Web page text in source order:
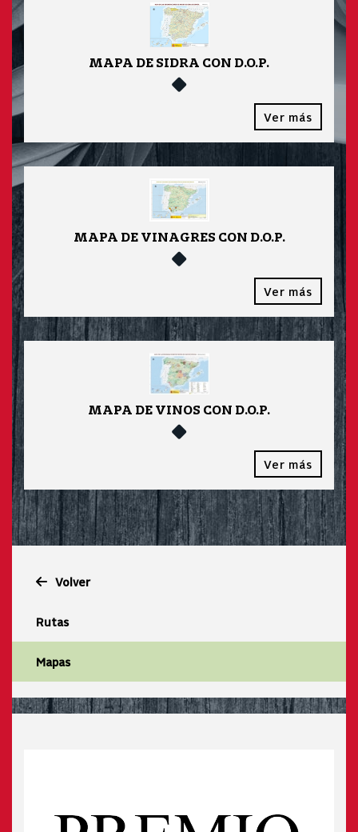
MAPA DE SIDRA CON D.O.P.
Ver más
MAPA DE VINAGRES CON D.O.P.
Ver más
MAPA DE VINOS CON D.O.P.
Ver más
Volver
Rutas
Mapas